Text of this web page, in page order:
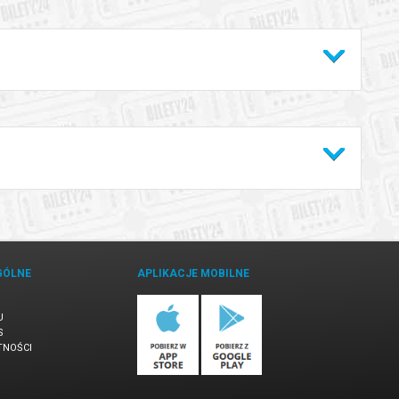
jak będzie wyglądał bilet:
zachorowania lub nieszczęśliwego wypadku?
APLIKACJE MOBILNE